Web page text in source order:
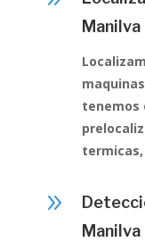
Manilva
tenemos
9
Manilva